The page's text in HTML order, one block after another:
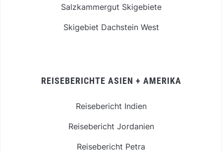
Salzkammergut Skigebiete
Skigebiet Dachstein West
REISEBERICHTE ASIEN + AMERIKA
Reisebericht Indien
Reisebericht Jordanien
Reisebericht Petra